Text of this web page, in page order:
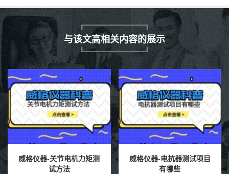
与该文高相关内容的展示
威格仪器-关节电机力矩测
试方法
威格仪器-电抗器测试项目
有哪些